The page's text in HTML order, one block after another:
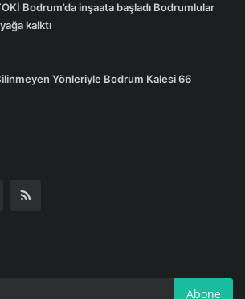
Bodrum’da inşaata başladı Bodrumlular
kalktı
Yönleriyle Bodrum Kalesi 66
Abone